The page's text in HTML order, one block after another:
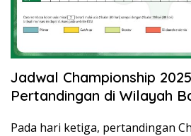
Jadwal Championship
Pertandingan di Wilayah
Pada hari ketiga, pertandingan